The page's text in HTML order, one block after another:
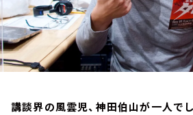
講談界の風雲児、神田伯山が一人で